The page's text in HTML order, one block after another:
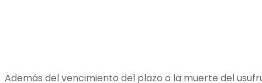
Además del vencimiento del plazo o la muerte del